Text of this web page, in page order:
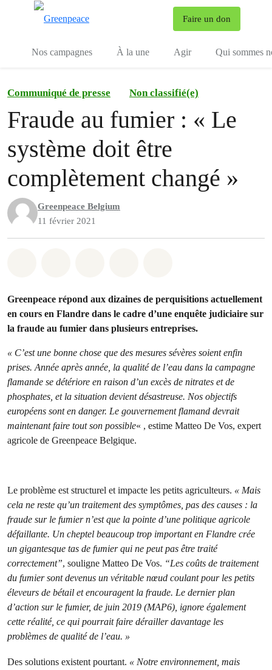
Faire un don
Nos campagnes À la une Agir Qui sommes
Communiqué de presse Non classifié(e)
Fraude au fumier : « Le
système doit être
complètement changé »
Greenpeace Belgium
11 février 2021
Greenpeace répond aux dizaines de perquisitions actuellement
en cours en Flandre dans le cadre d’une enquête judiciaire sur
la fraude au fumier dans plusieurs entreprises.
« C’est une bonne chose que des mesures sévères soient enfin
prises. Année après année, la qualité de l’eau dans la campagne
flamande se détériore en raison d’un excès de nitrates et de
phosphates, et la situation devient désastreuse. Nos objectifs
européens sont en danger. Le gouvernement flamand devrait
maintenant faire tout son possible« , estime Matteo De Vos, expert
agricole de Greenpeace Belgique.
Le problème est structurel et impacte les petits agriculteurs. « Mais
cela ne reste qu’un traitement des symptômes, pas des causes : la
fraude sur le fumier n’est que la pointe d’une politique agricole
défaillante. Un cheptel beaucoup trop important en Flandre crée
un gigantesque tas de fumier qui ne peut pas être traité
correctement”, souligne Matteo De Vos. “Les coûts de traitement
du fumier sont devenus un véritable nœud coulant pour les petits
éleveurs de bétail et encouragent la fraude. Le dernier plan
d’action sur le fumier, de juin 2019 (MAP6), ignore également
cette réalité, ce qui pourrait faire dérailler davantage les
problèmes de qualité de l’eau. »
Des solutions existent pourtant. « Notre environnement, mais